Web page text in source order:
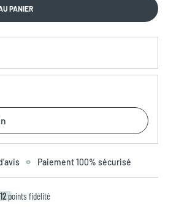
PANIER
Paiement 100% sécurisé
12 points fidélité